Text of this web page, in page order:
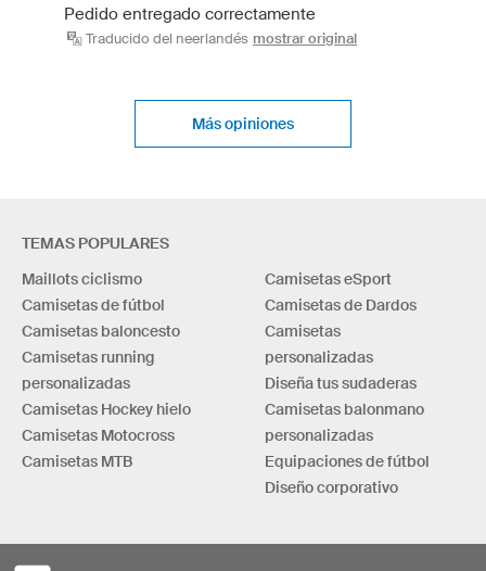
Pedido entregado correctamente
Traducido del neerlandés mostrar original
Más opiniones
TEMAS POPULARES
Maillots ciclismo
Camisetas de fútbol
Camisetas baloncesto
Camisetas running
personalizadas
Camisetas Hockey hielo
Camisetas Motocross
Camisetas MTB
Camisetas eSport
Camisetas de Dardos
Camisetas
personalizadas
Diseña tus sudaderas
Camisetas balonmano
personalizadas
Equipaciones de fútbol
Diseño corporativo